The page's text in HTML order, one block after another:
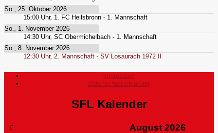
So., 25. Oktober 2026
15:00 Uhr, 1. FC Heilsbronn - 1. Mannschaft
So., 1. November 2026
14:30 Uhr, SC Obermichelbach - 1. Mannschaft
So., 8. November 2026
12:30 Uhr, 2. Mannschaft - SV Losaurach 1972 II
Impressum
Datenschutzerklärung
SFL Kalender
August 2026